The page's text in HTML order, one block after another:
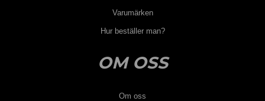
Varumärken
Hur beställer man?
OM OSS
Om oss